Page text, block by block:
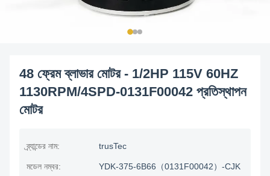
48 ফ্রেম ব্লাভার মোটর - 1/2HP 115V 60HZ
1130RPM/4SPD-0131F00042 প্রতিস্থাপন
মোটর
ব্র্যান্ডের নাম: trusTec
মডেল নম্বর: YDK-375-6B66（0131F00042）-CJK